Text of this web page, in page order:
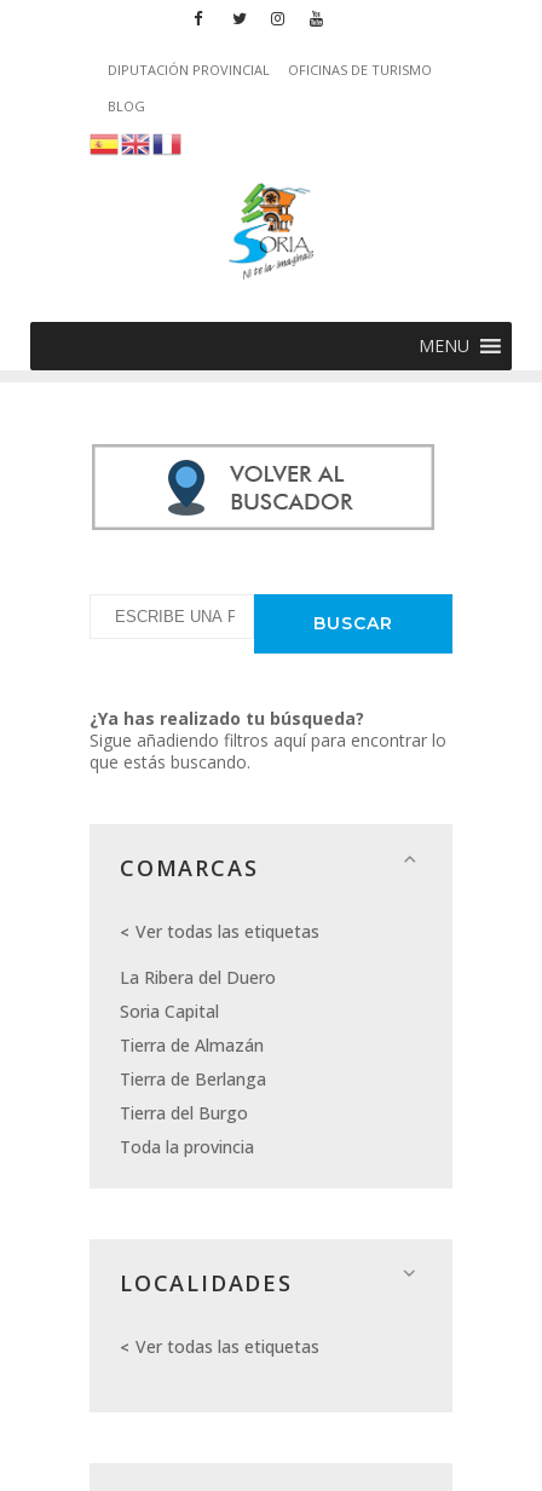
DIPUTACIÓN PROVINCIAL
OFICINAS DE TURISMO
BLOG
MENU
¿Ya has realizado tu búsqueda?
Sigue añadiendo filtros aquí para encontrar lo
que estás buscando.
COMARCAS
Ver todas las etiquetas
La Ribera del Duero
Soria Capital
Tierra de Almazán
Tierra de Berlanga
Tierra del Burgo
Toda la provincia
LOCALIDADES
Ver todas las etiquetas